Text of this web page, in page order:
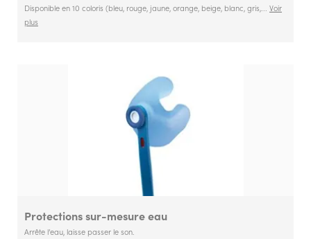
Disponible en 10 coloris (bleu, rouge, jaune, orange, beige, blanc, gris,... Voir
plus
Protections sur-mesure eau
Arrête l’eau, laisse passer le son.